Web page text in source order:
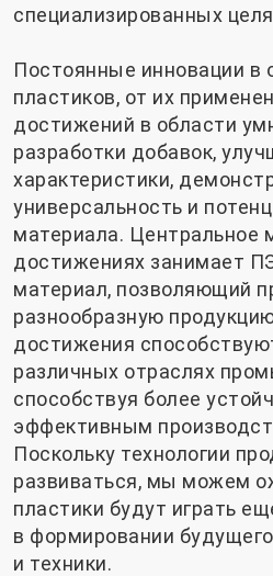
специализированных
Постоянные инновации в
пластиков, от их
достижений в области
разработки добавок,
характеристики,
универсальность и
материала. Центральное
достижениях занимает
материал, позволяющий
разнообразную
достижения
различных отраслях
способствуя более
эффективным
Поскольку технологии
развиваться, мы можем
пластики будут играть
в формировании
и техники.